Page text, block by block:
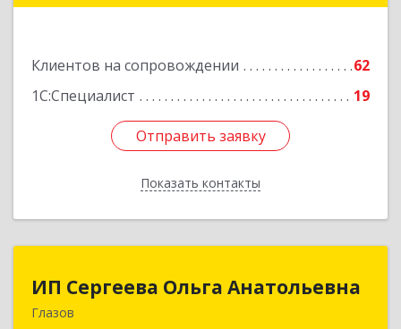
Клиентов на сопровождении
62
1С:Специалист
19
Отправить заявку
Показать контакты
Отправить заявку
Назад
ИП Сергеева Ольга Анатольевна
Глазов